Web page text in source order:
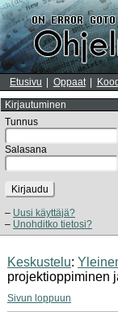
Etusivu Oppaat
Kirjautuminen
Tunnus
Salasana
Kirjaudu
Uusi käyttäjä?
Unohditko tietosi?
Keskustelu:
projektioppiminen
Sivun loppuun